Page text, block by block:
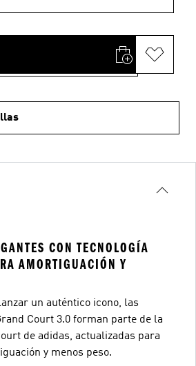
CON TECNOLOGÍA
AMORTIGUACIÓN Y
un auténtico icono, las
Court 3.0 forman parte de la
de adidas, actualizadas para
y menos peso.